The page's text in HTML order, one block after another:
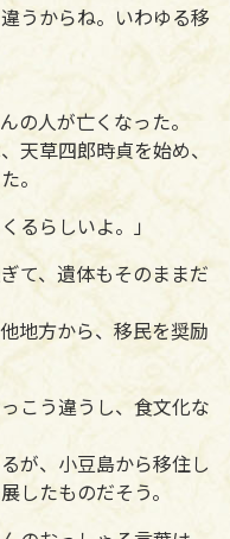
うからね。いわゆる移
の人が亡くなった。
天草四郎時貞を始め、
。
るらしいよ。」
て、遺体もそのままだ
地方から、移民を奨励
こう違うし、食文化な
が、小豆島から移住し
したものだそう。